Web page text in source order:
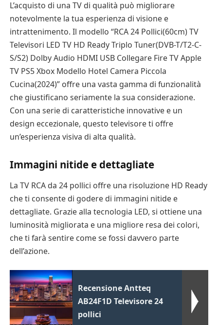
L’acquisto di una TV di qualità può migliorare
notevolmente la tua esperienza di visione e
intrattenimento. Il modello “RCA 24 Pollici(60cm) TV
Televisori LED TV HD Ready Triplo Tuner(DVB-T/T2-C-
S/S2) Dolby Audio HDMI USB Collegare Fire TV Apple
TV PS5 Xbox Modello Hotel Camera Piccola
Cucina(2024)” offre una vasta gamma di funzionalità
che giustificano seriamente la sua considerazione.
Con una serie di caratteristiche innovative e un
design eccezionale, questo televisore ti offre
un’esperienza visiva di alta qualità.
Immagini nitide e dettagliate
La TV RCA da 24 pollici offre una risoluzione HD Ready
che ti consente di godere di immagini nitide e
dettagliate. Grazie alla tecnologia LED, si ottiene una
luminosità migliorata e una migliore resa dei colori,
che ti farà sentire come se fossi davvero parte
dell’azione.
Recensione Antteq
AB24F1D Televisore 24
pollici